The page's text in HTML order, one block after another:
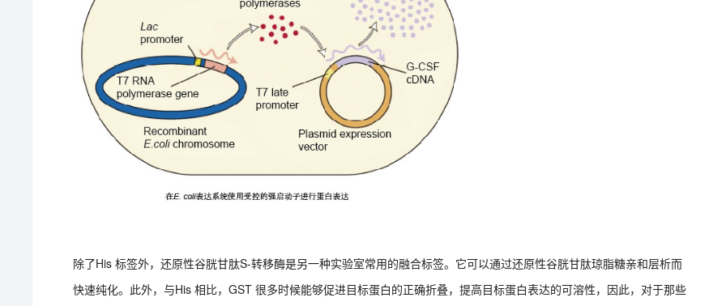
除了His 标签外，还原性谷胱甘肽S-转移酶是另一种实验室常用的融合标签。它可以通过还原性谷胱甘肽琼脂糖亲和层析而
快速纯化。此外，与His 相比，GST 很多时候能够促进目标蛋白的正确折叠，提高目标蛋白表达的可溶性，因此，对于那些